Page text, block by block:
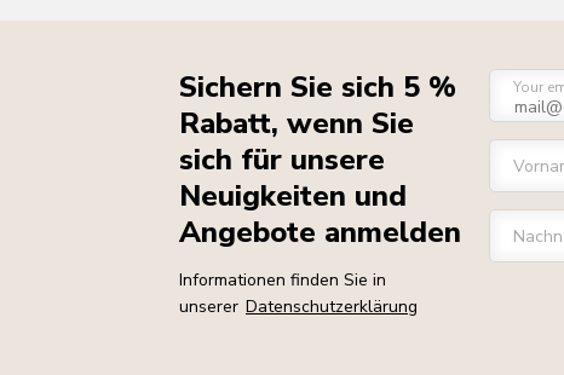
Sichern Sie sich 5 %
Rabatt, wenn Sie
sich für unsere
Neuigkeiten und
Angebote anmelden
Informationen finden Sie in
unserer Datenschutzerklärung
Your